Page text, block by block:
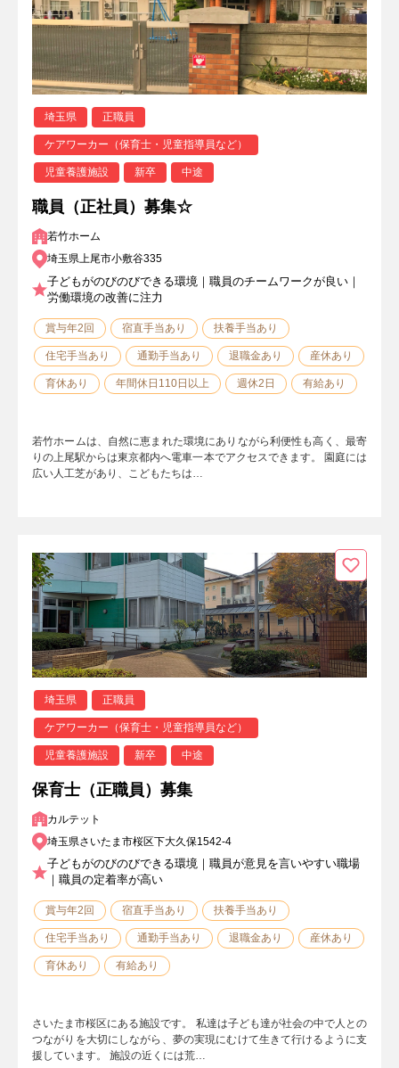
埼玉県 正職員
ケアワーカー（保育士・児童指導員など）
児童養護施設 新卒 中途
職員（正社員）募集☆
若竹ホーム
埼玉県上尾市小敷谷335
子どもがのびのびできる環境｜職員のチームワークが良い｜
労働環境の改善に注力
賞与年2回 宿直手当あり 扶養手当あり
住宅手当あり 通勤手当あり 退職金あり 産休あり
育休あり 年間休日110日以上 週休2日 有給あり
若竹ホームは、自然に恵まれた環境にありながら利便性も高く、最寄
りの上尾駅からは東京都内へ電車一本でアクセスできます。 園庭には
広い人工芝があり、こどもたちは…
埼玉県 正職員
ケアワーカー（保育士・児童指導員など）
児童養護施設 新卒 中途
保育士（正職員）募集
カルテット
埼玉県さいたま市桜区下大久保1542-4
子どもがのびのびできる環境｜職員が意見を言いやすい職場
｜職員の定着率が高い
賞与年2回 宿直手当あり 扶養手当あり
住宅手当あり 通勤手当あり 退職金あり 産休あり
育休あり 有給あり
さいたま市桜区にある施設です。 私達は子ども達が社会の中で人との
つながりを大切にしながら、夢の実現にむけて生きて行けるように支
援しています。 施設の近くには荒…